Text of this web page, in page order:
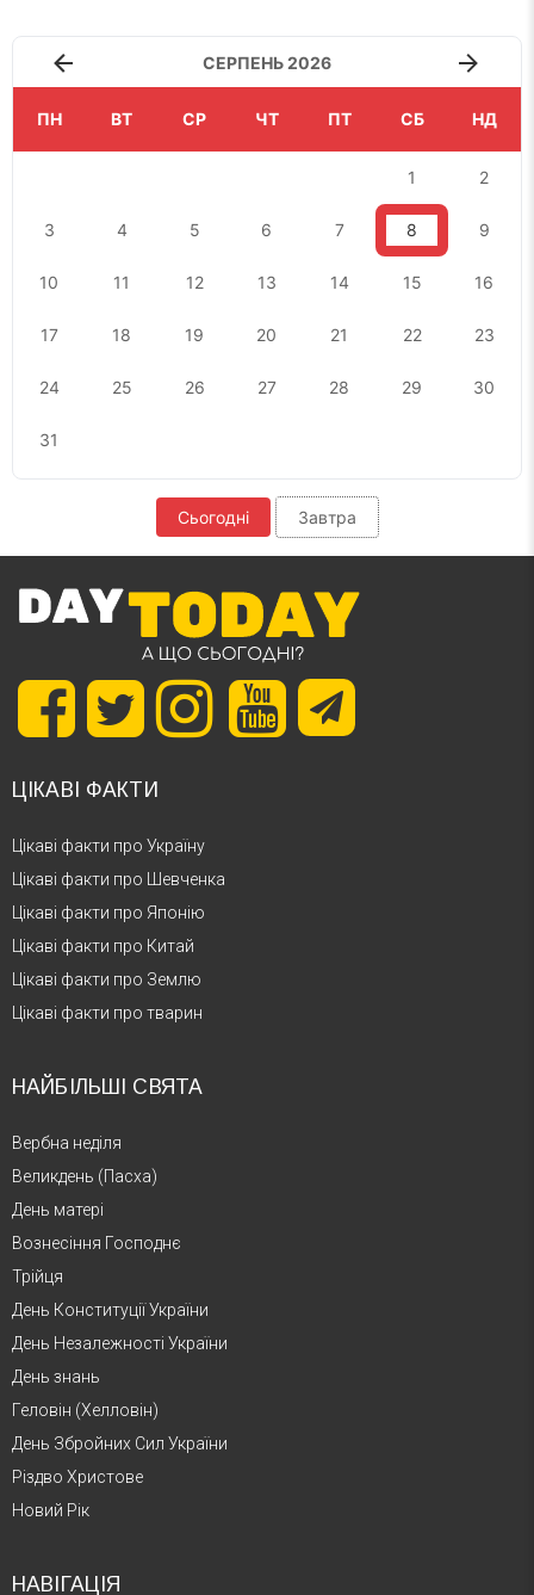
СЕРПЕНЬ 2026
ПН ВТ СР ЧТ ПТ СБ НД
1 2
3 4 5 6 7 8 9
10 11 12 13 14 15 16
17 18 19 20 21 22 23
24 25 26 27 28 29 30
31
Сьогодні Завтра
ЦІКАВІ ФАКТИ
Цікаві факти про Україну
Цікаві факти про Шевченка
Цікаві факти про Японію
Цікаві факти про Китай
Цікаві факти про Землю
Цікаві факти про тварин
НАЙБІЛЬШІ СВЯТА
Вербна неділя
Великдень (Пасха)
День матері
Вознесіння Господнє
Трійця
День Конституції України
День Незалежності України
День знань
Геловін (Хелловін)
День Збройних Сил України
Різдво Христове
Новий Рік
НАВІГАЦІЯ